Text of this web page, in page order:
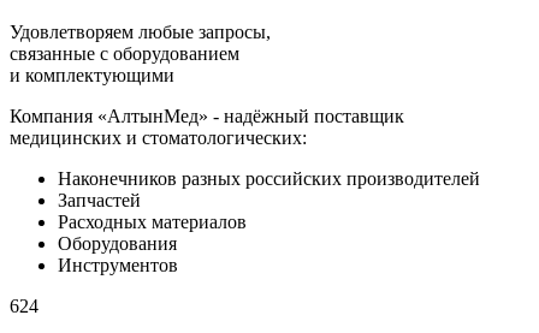
Удовлетворяем любые запросы,
связанные с оборудованием
и комплектующими
Компания «АлтынМед» - надёжный поставщик
медицинских и стоматологических:
Наконечников разных российских производителей
Запчастей
Расходных материалов
Оборудования
Инструментов
624